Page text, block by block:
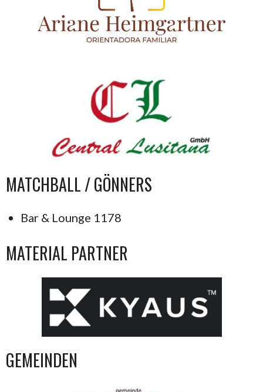
MATCHBALL / GÖNNERS
Bar & Lounge 1178
MATERIAL PARTNER
GEMEINDEN